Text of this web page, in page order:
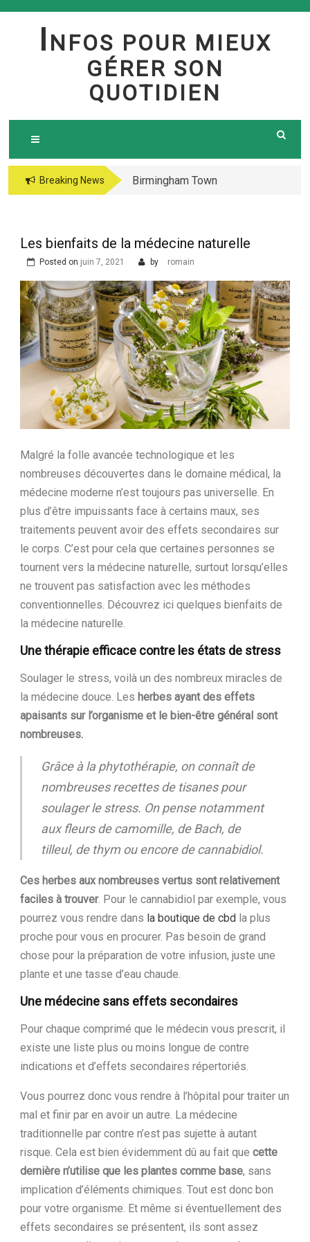
Skip
I NFOS POUR MIEUX
GÉRER SON
QUOTIDIEN
Breaking News
Birmingham Town
The jetsetter casino
lord of your sea pokie
play Totally free
Harbors Mercantile
Office Solutions Pvt
Ltd.
Les bienfaits de la médecine naturelle
Posted on juin 7, 2021 by romain
Malgré la folle avancée technologique et les
nombreuses découvertes dans le domaine médical, la
médecine moderne n’est toujours pas universelle. En
plus d’être impuissants face à certains maux, ses
traitements peuvent avoir des effets secondaires sur
le corps. C’est pour cela que certaines personnes se
tournent vers la médecine naturelle, surtout lorsqu’elles
ne trouvent pas satisfaction avec les méthodes
conventionnelles. Découvrez ici quelques bienfaits de
la médecine naturelle.
Une thérapie efficace contre les états de stress
Soulager le stress, voilà un des nombreux miracles de
la médecine douce. Les herbes ayant des effets
apaisants sur l’organisme et le bien-être général sont
nombreuses.
Grâce à la phytothérapie, on connaît de
nombreuses recettes de tisanes pour
soulager le stress. On pense notamment
aux fleurs de camomille, de Bach, de
tilleul, de thym ou encore de cannabidiol.
Ces herbes aux nombreuses vertus sont relativement
faciles à trouver. Pour le cannabidiol par exemple, vous
pourrez vous rendre dans la boutique de cbd la plus
proche pour vous en procurer. Pas besoin de grand
chose pour la préparation de votre infusion, juste une
plante et une tasse d’eau chaude.
Une médecine sans effets secondaires
Pour chaque comprimé que le médecin vous prescrit, il
existe une liste plus ou moins longue de contre
indications et d’effets secondaires répertoriés.
Vous pourrez donc vous rendre à l’hôpital pour traiter un
mal et finir par en avoir un autre. La médecine
traditionnelle par contre n’est pas sujette à autant
risque. Cela est bien évidemment dû au fait que cette
dernière n’utilise que les plantes comme base, sans
implication d’éléments chimiques. Tout est donc bon
pour votre organisme. Et même si éventuellement des
effets secondaires se présentent, ils sont assez